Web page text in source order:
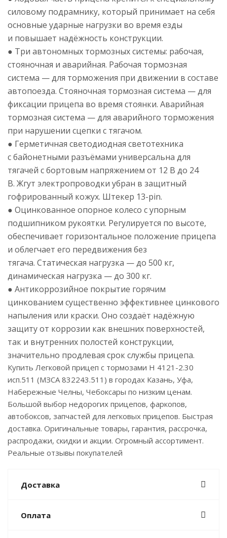
силовому подрамнику, который принимает на себя
основные ударные нагрузки во время езды
и повышает надёжность конструкции.
● Три автономных тормозных системы: рабочая,
стояночная и аварийная. Рабочая тормозная
система — для торможения при движении в составе
автопоезда. Стояночная тормозная система — для
фиксации прицепа во время стоянки. Аварийная
тормозная система — для аварийного торможения
при нарушении сцепки с тягачом.
● Герметичная светодиодная светотехника
с байонетными разъёмами универсальна для
тягачей с бортовым напряжением от 12 В до 24
В. Жгут электропроводки убран в защитный
гофрированный кожух. Штекер 13-pin.
● Оцинкованное опорное колесо с упорным
подшипником рукоятки. Регулируется по высоте,
обеспечивает горизонтальное положение прицепа
и облегчает его передвижения без
тягача. Статическая нагрузка — до 500 кг,
динамическая нагрузка — до 300 кг.
● Антикоррозийное покрытие горячим
цинкованием существенно эффективнее цинкового
напыления или краски. Оно создаёт надёжную
защиту от коррозии как внешних поверхностей,
так и внутренних полостей конструкции,
значительно продлевая срок службы прицепа.
Купить Легковой прицеп с тормозами Н 4121-2.30
исп.511 (МЗСА 832243.511) в городах Казань, Уфа,
Набережные Челны, Чебоксары по низким ценам.
Большой выбор недорогих прицепов, фаркопов,
автобоксов, запчастей для легковых прицепов. Быстрая
доставка. Оригинальные товары, гарантия, рассрочка,
распродажи, скидки и акции. Огромный ассортимент.
Реальные отзывы покупателей
Доставка
Оплата